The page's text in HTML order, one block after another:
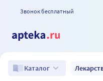
Звонок бесплатный
Каталог